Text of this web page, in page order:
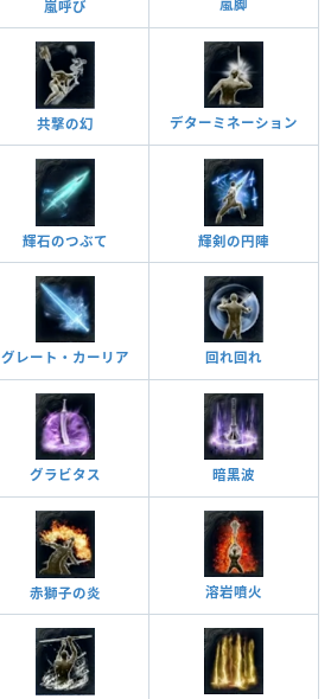
嵐呼び 嵐脚
共撃の幻 デターミネーション
輝石のつぶて 輝剣の円陣
グレート・カーリア 回れ回れ
グラビタス 暗黑波
赤獅子の炎 溶岩噴火